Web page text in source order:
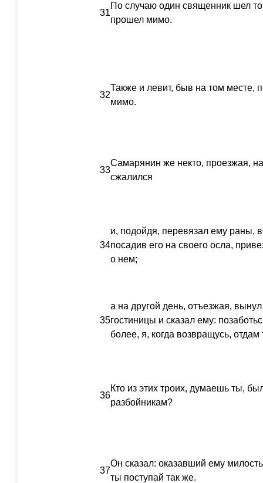
31
По случаю один священник шел
прошел мимо.
32
Также и левит, быв на том месте,
мимо.
33
Самарянин же некто, проезжая,
сжалился
34
и, подойдя, перевязал ему раны,
посадив его на своего осла,
о нем;
35
а на другой день, отъезжая,
гостиницы и сказал ему:
более, я, когда возвращусь, отдам
36
Кто из этих троих, думаешь ты,
разбойникам?
37
Он сказал: оказавший ему
ты поступай так же.